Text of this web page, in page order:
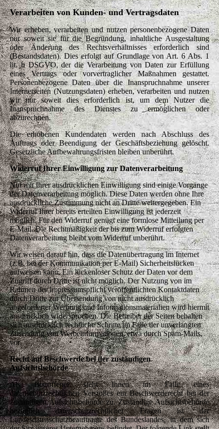
Verarbeiten von Kunden- und Vertragsdaten
Wir erheben, verarbeiten und nutzen personenbezogene Daten
nur soweit sie für die Begründung, inhaltliche Ausgestaltung
oder Änderung des Rechtsverhältnisses erforderlich sind
(Bestandsdaten). Dies erfolgt auf Grundlage von Art. 6 Abs. 1
lit. b DSGVO, der die Verarbeitung von Daten zur Erfüllung
eines Vertrags oder vorvertraglicher Maßnahmen gestattet.
Personenbezogene Daten über die Inanspruchnahme unserer
Internetseiten (Nutzungsdaten) erheben, verarbeiten und nutzen
wir nur soweit dies erforderlich ist, um dem Nutzer die
Inanspruchnahme des Dienstes zu ermöglichen oder
abzurechnen.
Die erhobenen Kundendaten werden nach Abschluss des
Auftrags oder Beendigung der Geschäftsbeziehung gelöscht.
Gesetzliche Aufbewahrungsfristen bleiben unberührt.
Widerruf Ihrer Einwilligung zur Datenverarbeitung
Nur mit Ihrer ausdrücklichen Einwilligung sind einige Vorgänge
der Datenverarbeitung möglich. Diese Daten werden ohne Ihre
ausdrückliche Zustimmung nicht an Dritte weitergegeben. Ein
Widerruf Ihrer bereits erteilten Einwilligung ist jederzeit
möglich. Für den Widerruf genügt eine formlose Mitteilung per
E-Mail. Die Rechtmäßigkeit der bis zum Widerruf erfolgten
Datenverarbeitung bleibt vom Widerruf unberührt.
Wir weisen darauf hin, dass die Datenübertragung im Internet
(z.B. bei der Kommunikation per E-Mail) Sicherheitslücken
aufweisen kann. Ein lückenloser Schutz der Daten vor dem
Zugriff durch Dritte ist nicht möglich. Der Nutzung von im
Rahmen der Impressumspflicht veröffentlichten Kontaktdaten
durch Dritte zur Übersendung von nicht ausdrücklich
angeforderter Werbung und Informationsmaterialien wird hiermit
ausdrücklich widersprochen. Die Betreiber der Seiten behalten
sich ausdrücklich rechtliche Schritte im Falle der unverlangten
Zusendung von Werbeinformationen, etwa durch Spam-Mails,
vor.
Recht auf Beschwerde bei der zuständigen
Aufsichtsbehörde
Als Betroffener steht Ihnen im Falle eines
datenschutzrechtlichen Verstoßes ein Beschwerderecht bei der
zuständigen Aufsichtsbehörde zu. Zuständige Aufsichtsbehörde
bezüglich datenschutzrechtlicher Fragen ist der
Landesdatenschutzbeauftragte des Bundeslandes, in dem sich